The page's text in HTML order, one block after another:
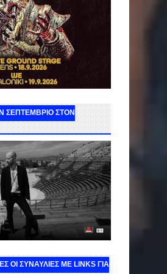
ΣΕΠΤΕΜΒΡΙΟ ΣΤΟΝ
ΟΙ ΣΥΝΑΥΛΙΕΣ ΜΕ LINKS ΓΙΑ